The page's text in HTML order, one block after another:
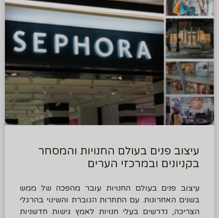
עיצוב פנים בעולם החנויות והמסחר
בקניונים ובמרכזי הערים
עיצוב פנים בעולם החנויות עובר מהפכה של ממש
בשנים האחרונות. עם התחרות הגוברת והשינוי בהרגלי
הצריכה, נדרשים בעלי חנויות לאמץ גישות חדשניות